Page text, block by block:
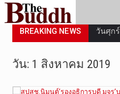
BREAKING NEWS วันศุก
วัน: 1 สิงหาคม 2019